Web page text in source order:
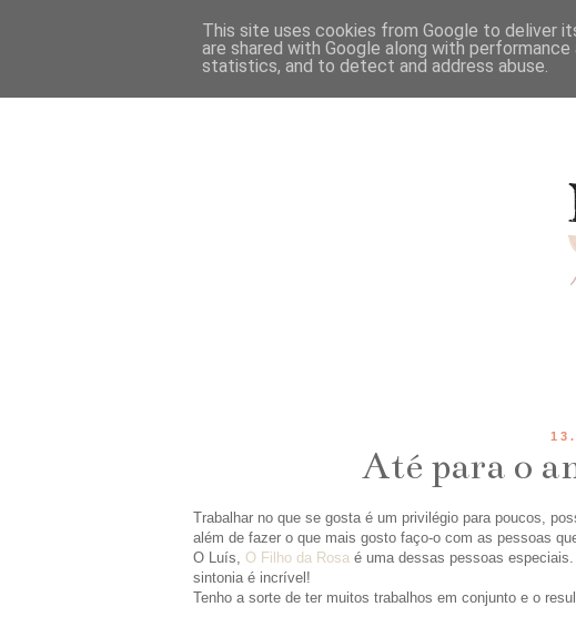
Até para o
Trabalhar no que se gosta é um privilégio para poucos,
além de fazer o que mais gosto faço-o com as pessoas
O Luís, O Filho da Rosa é uma dessas pessoas
sintonia é incrível!
Tenho a sorte de ter muitos trabalhos em conjunto e o
This site uses cookies from Google to deliver
are shared with Google along with
statistics, and to detect and address abuse.